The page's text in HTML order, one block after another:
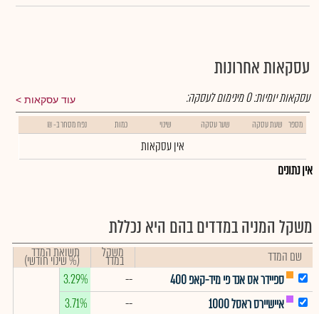
עסקאות אחרונות
עוד עסקאות עסקאות יומיות:0מינימום לעסקה:
מספר שעת עסקה שער עסקה שינוי כמות נפח מסחר ב- ₪
אין עסקאות
אין נתונים
משקל המניה במדדים בהם היא נכללת
שם המדד משקל
במדד תשואת המדד
(% שינוי חודשי)
ספיידר אס אנד פי מיד-קאפ 400
--
3.29%
איישיירס ראסל 1000
--
3.71%